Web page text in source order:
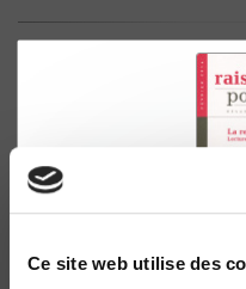
Ce site web utilise des